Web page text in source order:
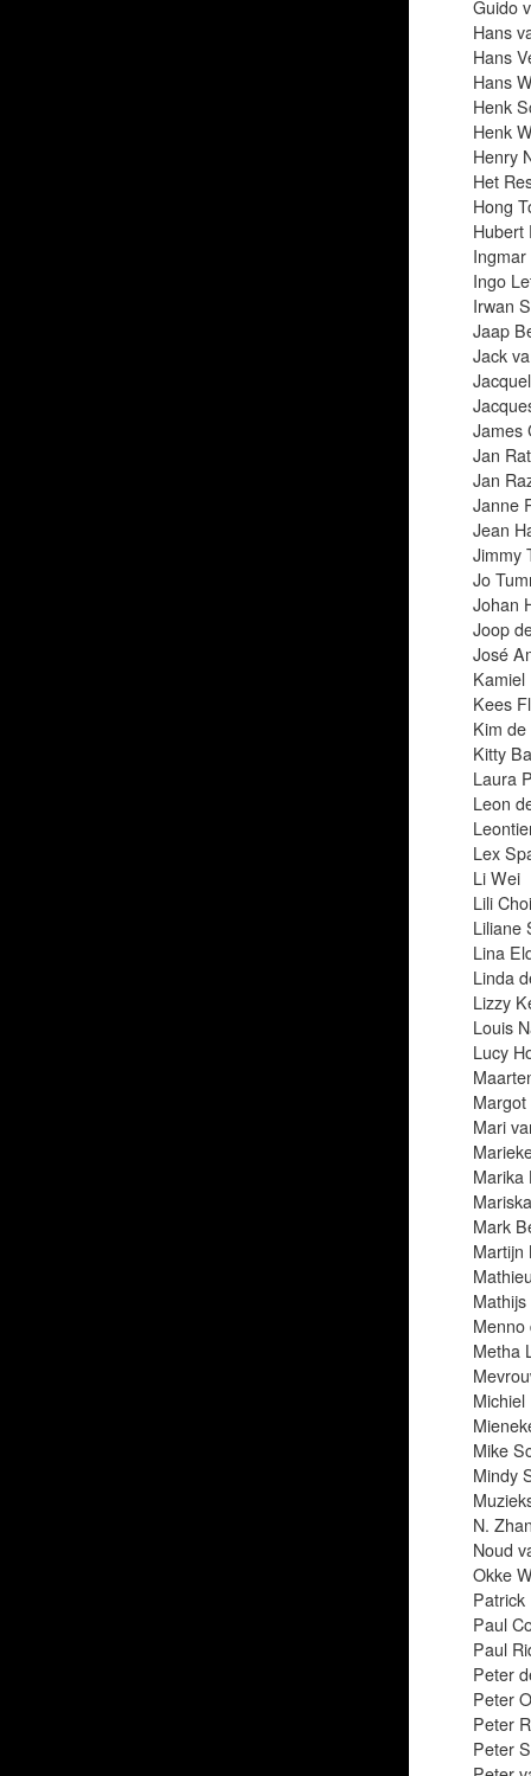
Guido
Hans
Hans
Hans
Henk
Henk
Henry
Het
Hong
Hubert
Ingo
Irwan
Jaap
Jack
James
Jan
Jan
Janne
Jean
Jimmy
Jo
Johan
Joop
José
Kamiel
Kees
Kim
Kitty
Laura
Leon
Lex
Li Wei
Lili Choi
Liliane
Lina
Linda
Lizzy
Louis
Lucy
Mari
Marika
Mark
Martijn
Menno
Metha
Michiel
Mike
Mindy
N.
Noud
Okke
Patrick
Paul
Paul
Peter
Peter
Peter
Peter